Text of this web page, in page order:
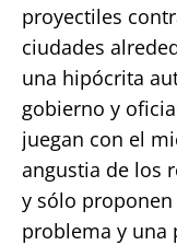
proyectiles
ciudades
una hipócrita
gobierno y
juegan con el
angustia de los
y sólo
problema y una